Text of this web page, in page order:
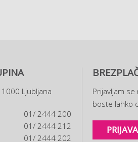
Ljubljana
01/ 2444 200
01/ 2444 212
01/ 2444 202
Prijavljam
boste lahko
PRIJAVA